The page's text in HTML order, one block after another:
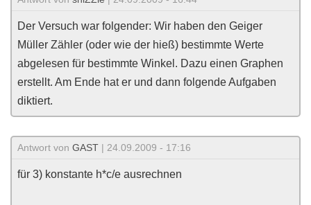
Der Versuch war folgender: Wir haben den Geiger
Müller Zähler (oder wie der hieß) bestimmte Werte
abgelesen für bestimmte Winkel. Dazu einen Graphen
erstellt. Am Ende hat er und dann folgende Aufgaben
diktiert.
Antwort von GAST | 24.09.2009 - 17:16
für 3) konstante h*c/e ausrechnen